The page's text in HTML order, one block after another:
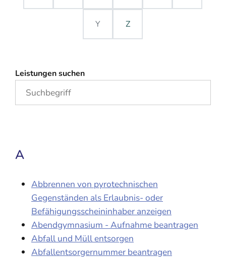
Y Z
Leistungen suchen
A
Abbrennen von pyrotechnischen
Gegenständen als Erlaubnis- oder
Befähigungsscheininhaber anzeigen
Abendgymnasium - Aufnahme beantragen
Abfall und Müll entsorgen
Abfallentsorgernummer beantragen